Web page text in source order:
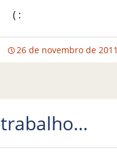
( :
26 de novembro de 2011
trabalho…